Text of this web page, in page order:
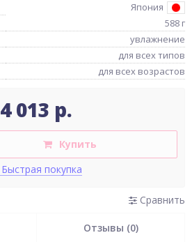
Япония
588 г
увлажнение
для всех типов
для всех возрастов
4 013 р.
Купить
Быстрая покупка
Сравнить
Отзывы (0)